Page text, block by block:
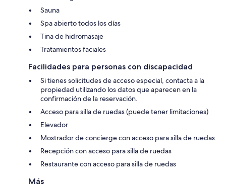
Sauna
Spa abierto todos los días
Tina de hidromasaje
Tratamientos faciales
Facilidades para personas con discapacidad
Si tienes solicitudes de acceso especial, contacta a la
propiedad utilizando los datos que aparecen en la
confirmación de la reservación.
Acceso para silla de ruedas (puede tener limitaciones)
Elevador
Mostrador de concierge con acceso para silla de ruedas
Recepción con acceso para silla de ruedas
Restaurante con acceso para silla de ruedas
Más